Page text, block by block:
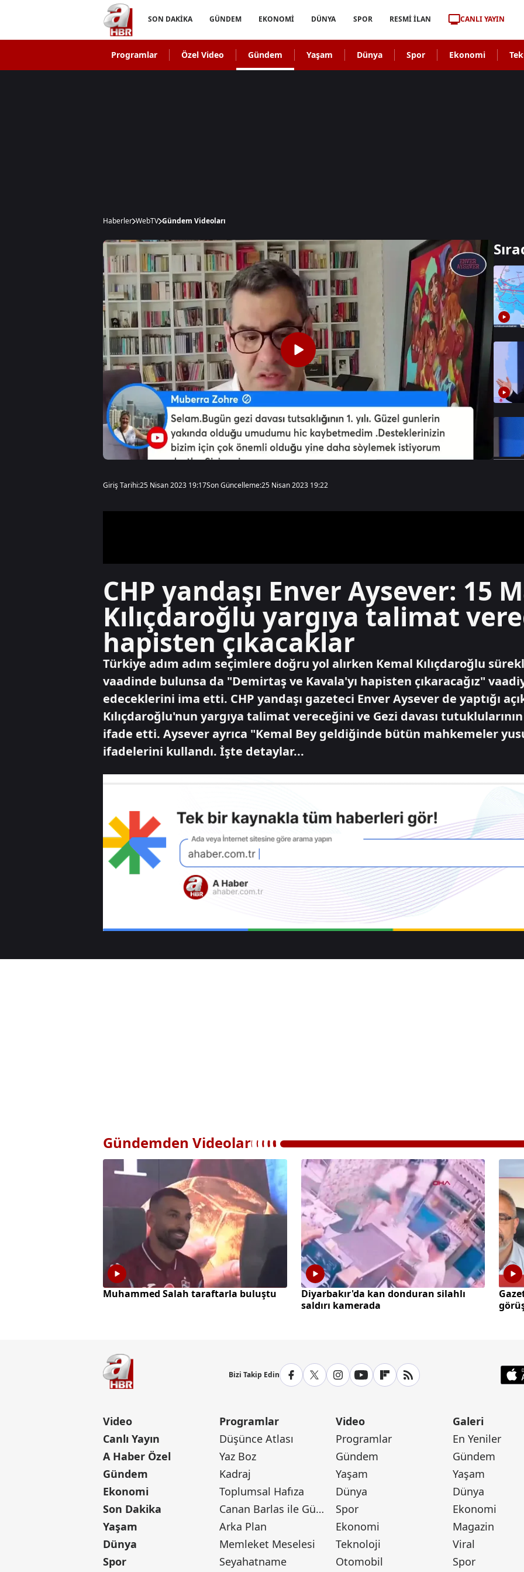
SON DAKİKA GÜNDEM EKONOMİ DÜNYA SPOR RESMİ İLAN CANLI YAYIN
Programlar Özel Video Gündem Yaşam Dünya Spor Ekonomi
Haberler WebTV Gündem Videoları
Giriş Tarihi:25 Nisan 2023 19:17Son Güncelleme:25 Nisan 2023 19:22
CHP yandaşı Enver Aysever: 15
Kılıçdaroğlu yargıya talimat
hapisten çıkacaklar
Türkiye adım adım seçimlere doğru yol alırken Kemal Kılıçdaroğlu
vaadinde bulunsa da "Demirtaş ve Kavala'yı hapisten çıkaracağız"
edeceklerini ima etti. CHP yandaşı gazeteci Enver Aysever de yaptığı
Kılıçdaroğlu'nun yargıya talimat vereceğini ve Gezi davası tutuklularının
ifade etti. Aysever ayrıca "Kemal Bey geldiğinde bütün mahkemeler
ifadelerini kullandı. İşte detaylar...
Gündemden Videolar
Muhammed Salah taraftarla buluştu
Diyarbakır'da kan donduran silahlı
saldırı kamerada
Bizi Takip Edin
Video
Canlı Yayın
A Haber Özel
Gündem
Ekonomi
Son Dakika
Yaşam
Dünya
Spor
Programlar
Düşünce Atlası
Yaz Boz
Kadraj
Toplumsal Hafıza
Canan Barlas ile Gündem
Arka Plan
Memleket Meselesi
Seyahatname
Video
Programlar
Gündem
Yaşam
Dünya
Spor
Ekonomi
Teknoloji
Otomobil
Galeri
En Yeniler
Gündem
Yaşam
Dünya
Ekonomi
Magazin
Viral
Spor